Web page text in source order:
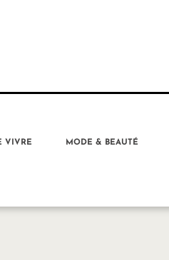
VIVRE MODE & BEAUTÉ